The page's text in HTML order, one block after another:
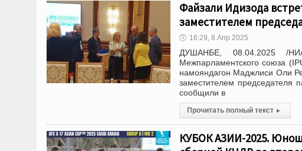
Файзали Идизода
заместителем
🕔 16:29, 8.Апр 2025
ДУШАНБЕ, 08.04.2025 /
Межпарламентского союза
намояндагон Маджлиси Оли
заместителем
сообщили в
Прочитать полный текст ▸
КУБОК АЗИИ-2025.